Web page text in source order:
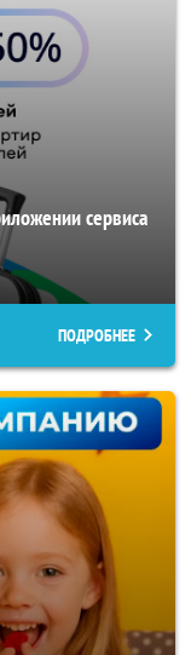
сервиса
ПОДРОБНЕЕ